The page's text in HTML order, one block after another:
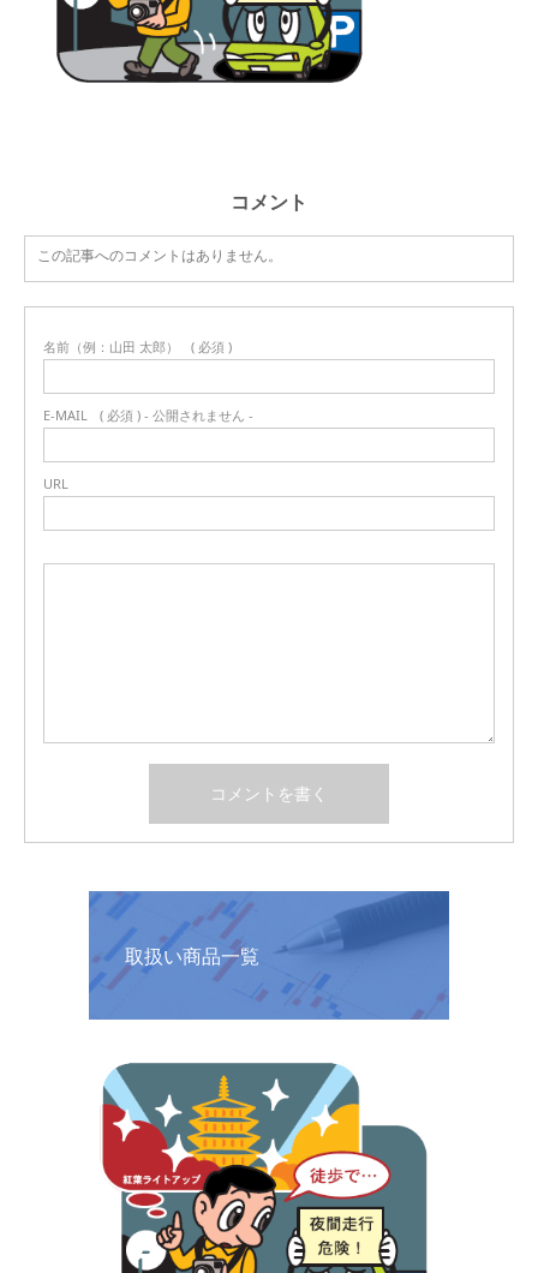
コメント
この記事へのコメントはありません。
名前（例：山田 太郎） ( 必須 )
E-MAIL ( 必須 ) - 公開されません -
URL
取扱い商品一覧